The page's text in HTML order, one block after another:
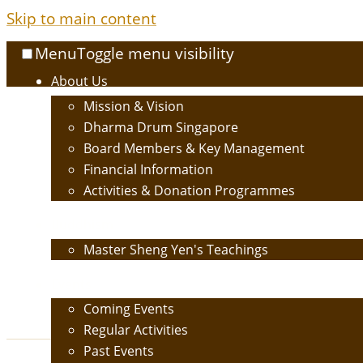
Skip to main content
MenuToggle menu visibility
About Us
Mission & Vision
Dharma Drum Singapore
Board Members & Key Management
Financial Information
Activities & Donation Programmes
Master Sheng Yen's Teachings
Coming Events
Regular Activities
Past Events